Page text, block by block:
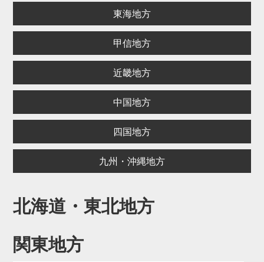
東海地方
甲信地方
近畿地方
中国地方
四国地方
九州・沖縄地方
北海道・東北地方
関東地方